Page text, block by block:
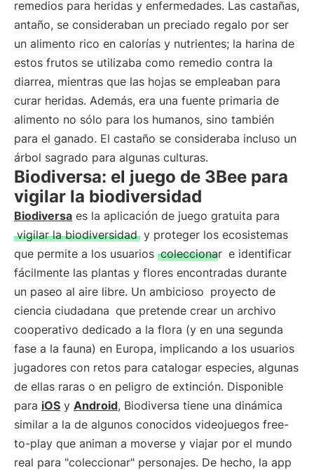
remedios para heridas y enfermedades. Las castañas,
antaño, se consideraban un preciado regalo por ser
un alimento rico en calorías y nutrientes; la harina de
estos frutos se utilizaba como remedio contra la
diarrea, mientras que las hojas se empleaban para
curar heridas. Además, era una fuente primaria de
alimento no sólo para los humanos, sino también
para el ganado. El castaño se consideraba incluso un
árbol sagrado para algunas culturas.
Biodiversa: el juego de 3Bee para
vigilar la biodiversidad
Biodiversa es la aplicación de juego gratuita para
vigilar la biodiversidad y proteger los ecosistemas
que permite a los usuarios coleccionar e identificar
fácilmente las plantas y flores encontradas durante
un paseo al aire libre. Un ambicioso proyecto de
ciencia ciudadana que pretende crear un archivo
cooperativo dedicado a la flora (y en una segunda
fase a la fauna) en Europa, implicando a los usuarios
jugadores con retos para catalogar especies, algunas
de ellas raras o en peligro de extinción. Disponible
para iOS y Android, Biodiversa tiene una dinámica
similar a la de algunos conocidos videojuegos free-
to-play que animan a moverse y viajar por el mundo
real para "coleccionar" personajes. De hecho, la app